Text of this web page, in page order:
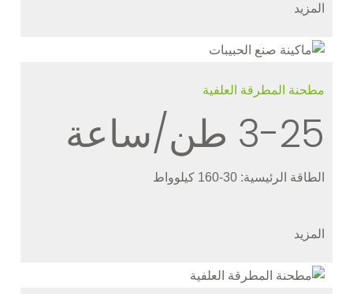
المزيد
مطحنة المطرقة العلفية
3-25 طن/ساعة
الطاقة الرئيسية: 30-160 كيلوواط
المزيد